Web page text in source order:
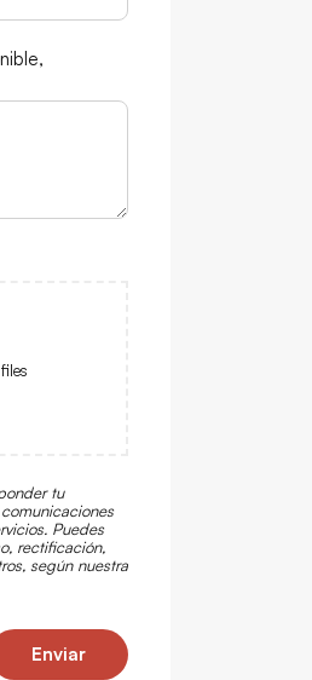
tu
Puedes
rectificación,
según nuestra
Enviar